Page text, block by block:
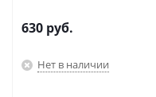
630 руб.
Нет в наличии